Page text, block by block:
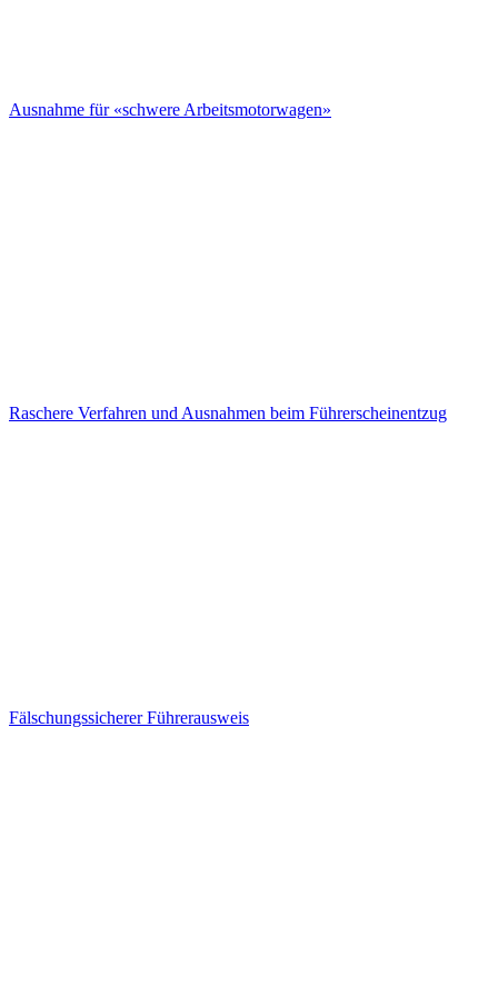
Ausnahme für «schwere Arbeitsmotorwagen»
Raschere Verfahren und Ausnahmen beim Führerscheinentzug
Fälschungssicherer Führerausweis